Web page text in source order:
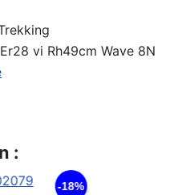
vi Rh49cm Wave 8N
: